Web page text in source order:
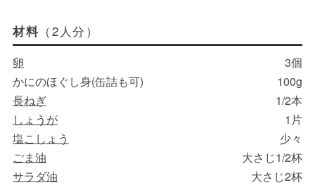
材料 （2人分）
卵
3個
かにのほぐし身(缶詰も可)
100g
長ねぎ
1/2本
しょうが
1片
塩こしょう
少々
ごま油
大さじ1/2杯
サラダ油
大さじ2杯